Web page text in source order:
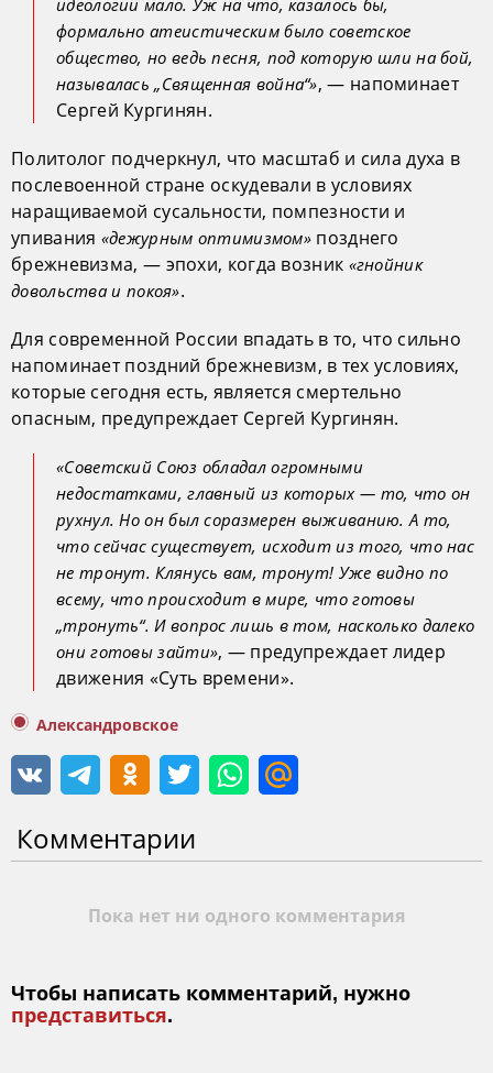
идеологии мало. Уж на что, казалось бы,
формально атеистическим было советское
общество, но ведь песня, под которую шли на бой,
называлась „Священная война“», — напоминает
Сергей Кургинян.
Политолог подчеркнул, что масштаб и сила духа в
послевоенной стране оскудевали в условиях
наращиваемой сусальности, помпезности и
упивания «дежурным оптимизмом» позднего
брежневизма, — эпохи, когда возник «гнойник
довольства и покоя».
Для современной России впадать в то, что сильно
напоминает поздний брежневизм, в тех условиях,
которые сегодня есть, является смертельно
опасным, предупреждает Сергей Кургинян.
«Советский Союз обладал огромными
недостатками, главный из которых — то, что он
рухнул. Но он был соразмерен выживанию. А то,
что сейчас существует, исходит из того, что нас
не тронут. Клянусь вам, тронут! Уже видно по
всему, что происходит в мире, что готовы
„тронуть“. И вопрос лишь в том, насколько далеко
они готовы зайти», — предупреждает лидер
движения «Суть времени».
Александровское
Комментарии
Пока нет ни одного комментария
Чтобы написать комментарий, нужно
представиться.